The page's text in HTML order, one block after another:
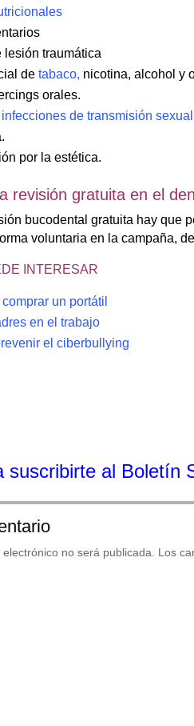
traumática
detabaco, nicotina, alcohol y
orales.
infecciones de transmisión
por la estética.
revisión gratuita en el
bucodental gratuita hay que
voluntaria en la campaña,
INTERESAR
un portátil
en el trabajo
el ciberbullying
suscribirte al Boletín
no será publicada. Los